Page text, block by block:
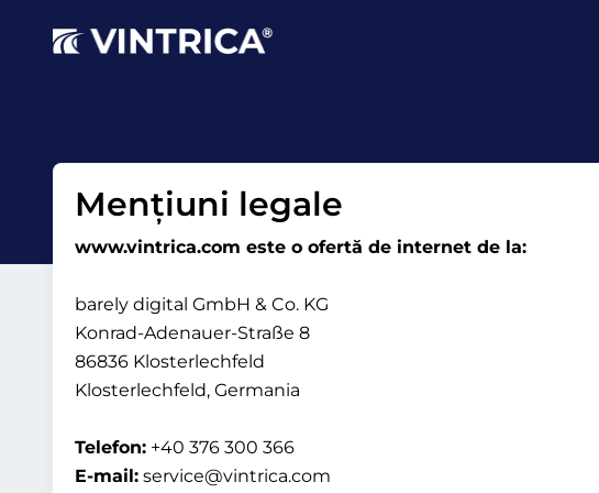
Mențiuni legale
www.vintrica.com este o ofertă de internet de la:
barely digital GmbH & Co. KG
Konrad-Adenauer-Straße 8
86836 Klosterlechfeld
Klosterlechfeld, Germania
Telefon: +40 376 300 366
E-mail: service@vintrica.com